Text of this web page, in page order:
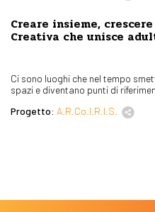
Creare insieme,
Creativa che unisce
Ci sono luoghi che nel tempo
spazi e diventano punti di
Progetto: A.R.Co.I.R.I.S.